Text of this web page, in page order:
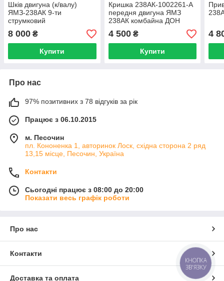
Шків двигуна (к/валу)
ЯМЗ-238АК 9-ти
струмковий
238АК-1005061-10
(Україна не в зборі)
Дон-1500
8 000 ₴
Купити
Кришка 238АК-1002261-А
передня двигуна ЯМЗ
238АК комбайна ДОН
1500
4 500₴
Купити
4
Про нас
97% позитивних з 78 відгуків за рік
Працює з 06.10.2015
м. Песочин
пл. Кононенка 1, авторинок Лоск, східна сторона 2 ряд
13,15 місце, Песочин, Україна
Контакти
Сьогодні працює з 08:00 до 20:00
Показати весь графік роботи
Про нас
Контакти
Доставка та оплата
КНОПКА
ЗВ'ЯЗКУ